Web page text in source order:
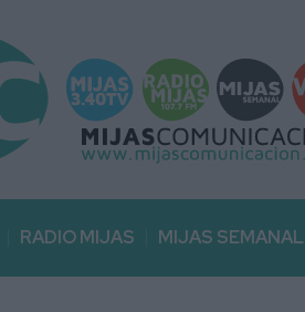
RADIO MIJAS MIJAS SEMANAL